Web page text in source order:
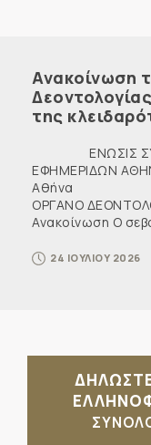
Ανακοίνωση
της
ΕΝΩΣΙΣ
ΕΦΗΜΕΡΙΔΩΝ
Αθήνα Τηλ.:
ΟΡΓΑΝΟ
Ανακοίνωση Ο
24 ΙΟΥΛΙΟΥ 2026